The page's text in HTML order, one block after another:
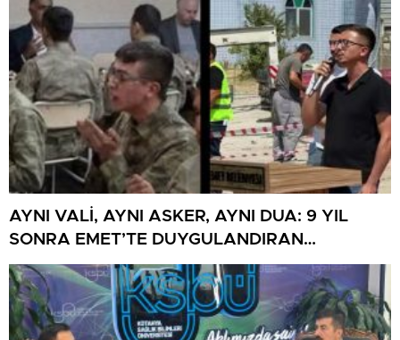
AYNI VALİ, AYNI ASKER, AYNI DUA: 9 YIL
SONRA EMET’TE DUYGULANDIRAN
BULUŞMA